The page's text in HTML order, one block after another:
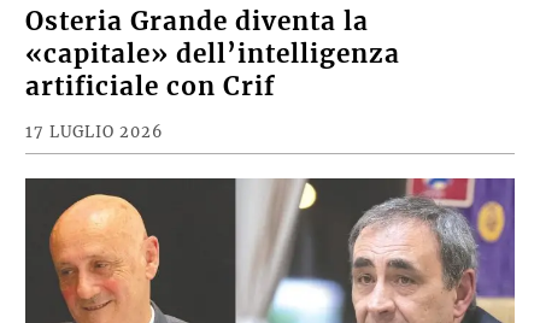
Osteria Grande diventa la
«capitale» dell’intelligenza
artificiale con Crif
17 LUGLIO 2026